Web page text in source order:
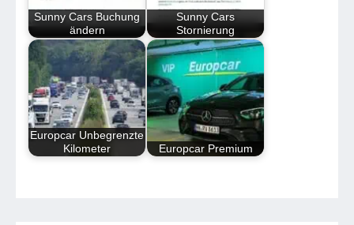
Sunny Cars Buchung
ändern
Sunny Cars
Stornierung
Europcar Unbegrenzte
Kilometer
Europcar Premium